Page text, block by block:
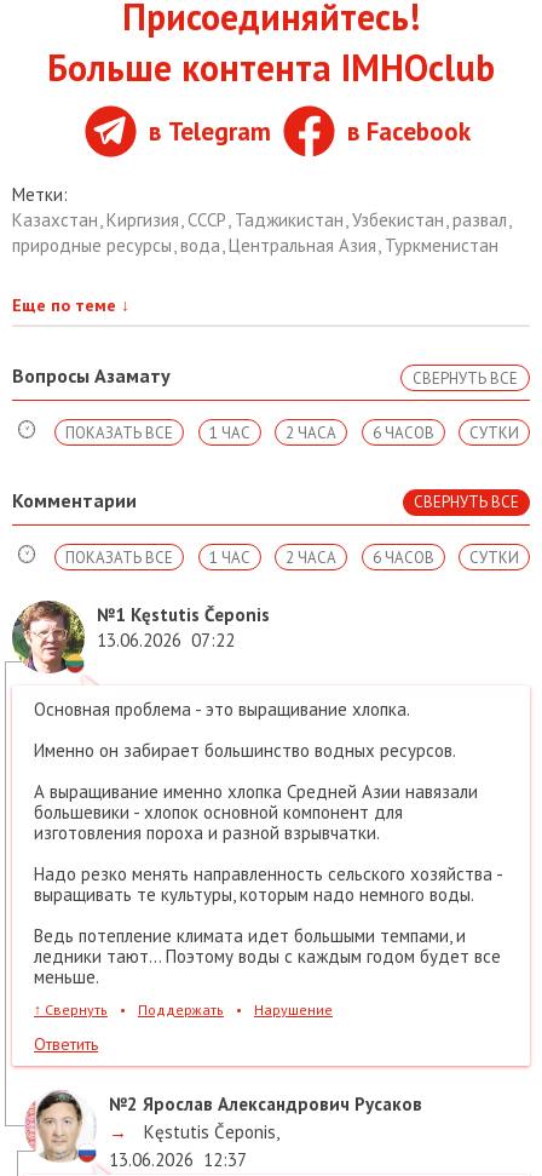
Присоединяйтесь!
Больше контента IMHOclub
в Telegram в Facebook
Метки:
Казахстан,Киргизия,СССР, Таджикистан,Узбекистан,развал,
природные ресурсы,вода,Центральная Азия, Туркменистан
Еще по теме ↓
Вопросы Азамату СВЕРНУТЬ ВСЕ
СУТКИ
6 ЧАСОВ
2 ЧАСА
1 ЧАС
ПОКАЗАТЬ ВСЕ
Комментарии СВЕРНУТЬ ВСЕ
СУТКИ
6 ЧАСОВ
2 ЧАСА
1 ЧАС
ПОКАЗАТЬ ВСЕ
№1 Kęstutis Čeponis
13.06.2026 07:22
Основная проблема - это выращивание хлопка.
Именно он забирает большинство водных ресурсов.
А выращивание именно хлопка Средней Азии навязали
большевики - хлопок основной компонент для
изготовления пороха и разной взрывчатки.
Надо резко менять направленность сельского хозяйства -
выращивать те культуры, которым надо немного воды.
Ведь потепление климата идет большыми темпами, и
ледники тают... Поэтому воды с каждым годом будет все
меньше.
↑ Свернуть • Поддержать • Нарушение
Ответить
№2 Ярослав Александрович Русаков
→
Kęstutis Čeponis,
13.06.2026 12:37